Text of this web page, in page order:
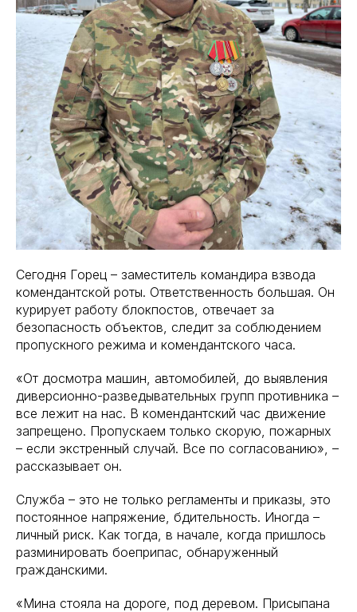
Сегодня Горец – заместитель командира взвода
комендантской роты. Ответственность большая. Он
курирует работу блокпостов, отвечает за
безопасность объектов, следит за соблюдением
пропускного режима и комендантского часа.
«От досмотра машин, автомобилей, до выявления
диверсионно-разведывательных групп противника –
все лежит на нас. В комендантский час движение
запрещено. Пропускаем только скорую, пожарных
– если экстренный случай. Все по согласованию», –
рассказывает он.
Служба – это не только регламенты и приказы, это
постоянное напряжение, бдительность. Иногда –
личный риск. Как тогда, в начале, когда пришлось
разминировать боеприпас, обнаруженный
гражданскими.
«Мина стояла на дороге, под деревом. Присыпана